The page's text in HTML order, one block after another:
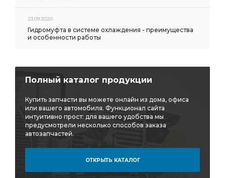
23.09.2020
Гидромуфта в системе охлаждения - преимущества
и особенности работы
Полный каталог продукции
Купить запчасти вы можете онлайн из дома, офиса
или вашего автомобиля. Функционал сайта
интуитивно прост: для вашего удобства мы
предусмотрели несколько способов заказа
автозапчастей.
ОТКРЫТЬ КАТАЛОГ